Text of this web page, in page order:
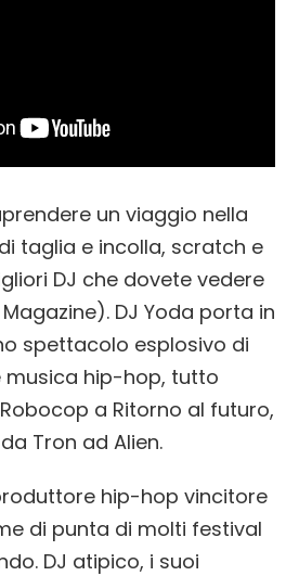
un viaggio nella
taglia e incolla, scratch e
DJ che dovete vedere
DJ Yoda porta in
spettacolo esplosivo di
hip-hop, tutto
a Ritorno al futuro,
Tron ad Alien.
hip-hop vincitore
di punta di molti festival
DJ atipico, i suoi